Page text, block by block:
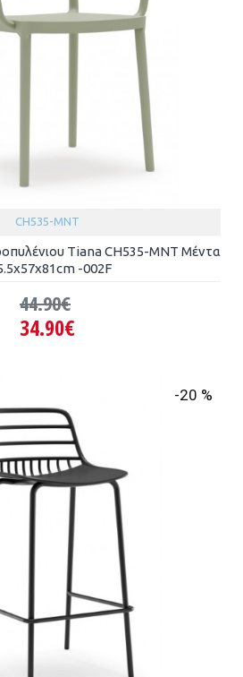
CH535-MNT
Tiana CH535-MNT Μέντα
-002F
34.90€
44.90€
-20 %